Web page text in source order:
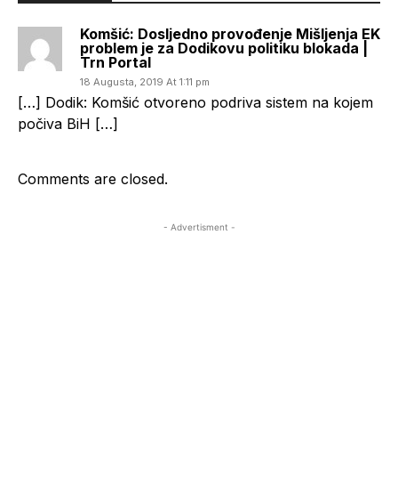
Komšić: Dosljedno provođenje Mišljenja EK
problem je za Dodikovu politiku blokada |
Trn Portal
18 Augusta, 2019 At 1:11 pm
[…] Dodik: Komšić otvoreno podriva sistem na kojem
počiva BiH […]
Comments are closed.
- Advertisment -